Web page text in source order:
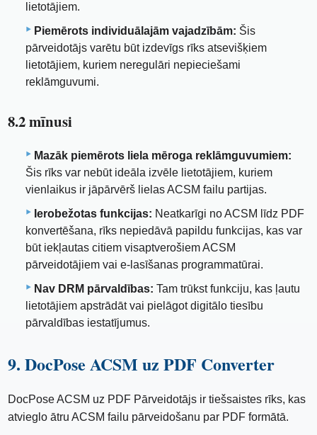
lietotājiem.
Piemērots individuālajām vajadzībām: Šis
pārveidotājs varētu būt izdevīgs rīks atsevišķiem
lietotājiem, kuriem neregulāri nepieciešami
reklāmguvumi.
8.2 mīnusi
Mazāk piemērots liela mēroga reklāmguvumiem:
Šis rīks var nebūt ideāla izvēle lietotājiem, kuriem
vienlaikus ir jāpārvērš lielas ACSM failu partijas.
Ierobežotas funkcijas: Neatkarīgi no ACSM līdz PDF
konvertēšana, rīks nepiedāvā papildu funkcijas, kas var
būt iekļautas citiem visaptverošiem ACSM
pārveidotājiem vai e-lasīšanas programmatūrai.
Nav DRM pārvaldības: Tam trūkst funkciju, kas ļautu
lietotājiem apstrādāt vai pielāgot digitālo tiesību
pārvaldības iestatījumus.
9. DocPose ACSM uz PDF Converter
DocPose ACSM uz PDF Pārveidotājs ir tiešsaistes rīks, kas
atvieglo ātru ACSM failu pārveidošanu par PDF formātā.